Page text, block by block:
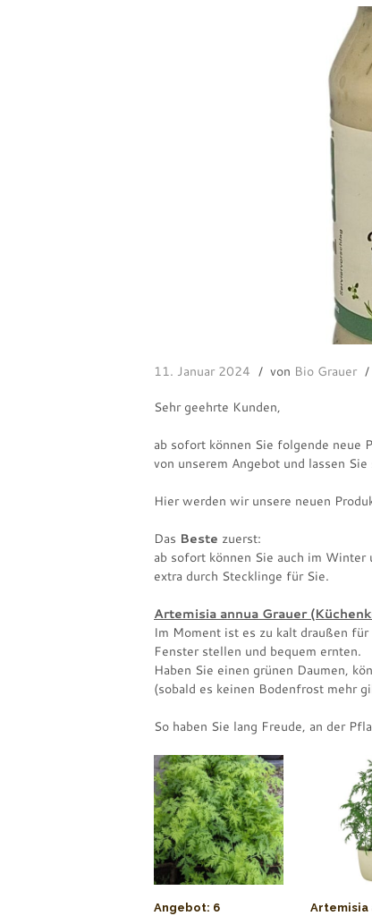
11. Januar 2024 von Bio Grauer
Sehr geehrte Kunden,
ab sofort können Sie folgende neue
von unserem Angebot und lassen
Hier werden wir unsere neuen
Das Beste zuerst:
ab sofort können Sie auch im Winter
extra durch Stecklinge für Sie.
Artemisia annua Grauer
Im Moment ist es zu kalt draußen
Fenster stellen und bequem ernten.
Haben Sie einen grünen Daumen,
(sobald es keinen Bodenfrost mehr
So haben Sie lang Freude, an der
Angebot: 6
Artemisia